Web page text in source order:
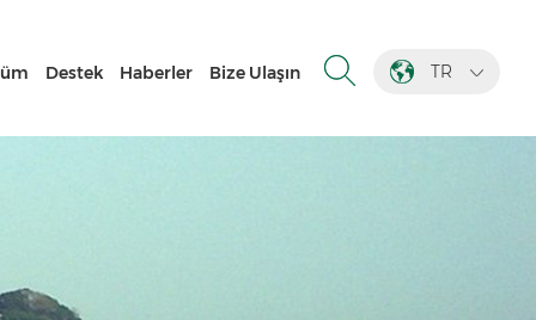
TR
Destek Haberler Bize Ulaşın